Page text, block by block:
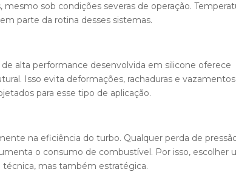
sob condições severas de operação.
parte da rotina desses sistemas.
alta performance desenvolvida em silicone oferece
Isso evita deformações, rachaduras e
para esse tipo de aplicação.
na eficiência do turbo. Qualquer perda de
o consumo de combustível. Por isso, escolher
mas também estratégica.